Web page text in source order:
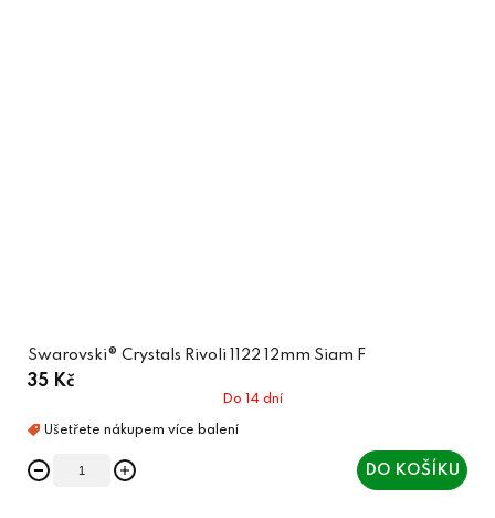
Swarovski® Crystals Rivoli 1122 12mm Siam F
35 Kč
Do 14 dní
DO KOŠÍKU